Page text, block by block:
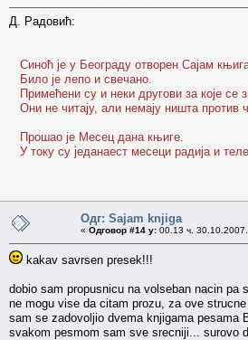
Д. Радовић:
Синоћ је у Београду отворен Сајам
Било је лепо и свечано.
Примећени су и неки другови за које се
Они не читају, али немају ништа против
Прошао је Месец дана књиге.
У току су једанаест месеци радија и
Одг: Sajam knjiga
« Одговор #14 у: 00.13 ч.
kakav savrsen presek!!!
dobio sam propusnicu na volseban nacin
ne mogu vise da citam prozu, za ove
sam se zadovoljio dvema knjigama pesama
svakom pesmom sam sve srecniji... surovo